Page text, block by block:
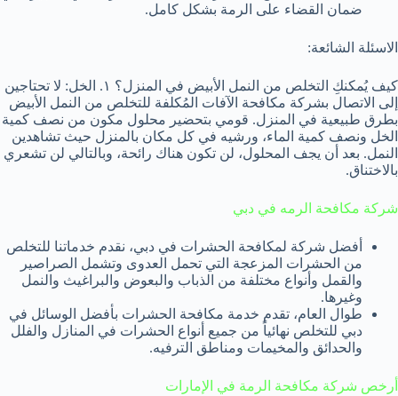
ضمان القضاء على الرمة بشكل كامل.
الاسئلة الشائعة:
كيف يُمكنكِ التخلص من النمل الأبيض في المنزل؟ ١. الخل: لا تحتاجين
إلى الاتصال بشركة مكافحة الآفات المُكلفة للتخلص من النمل الأبيض
بطرق طبيعية في المنزل. قومي بتحضير محلول مكون من نصف كمية
الخل ونصف كمية الماء، ورشيه في كل مكان بالمنزل حيث تشاهدين
النمل. بعد أن يجف المحلول، لن تكون هناك رائحة، وبالتالي لن تشعري
بالاختناق.
شركة مكافحة الرمه في دبي
أفضل شركة لمكافحة الحشرات في دبي، نقدم خدماتنا للتخلص
من الحشرات المزعجة التي تحمل العدوى وتشمل الصراصير
والقمل وأنواع مختلفة من الذباب والبعوض والبراغيث والنمل
وغيرها.
طوال العام، تقدم خدمة مكافحة الحشرات بأفضل الوسائل في
دبي للتخلص نهائياً من جميع أنواع الحشرات في المنازل والفلل
والحدائق والمخيمات ومناطق الترفيه.
أرخص شركة مكافحة الرمة في الإمارات